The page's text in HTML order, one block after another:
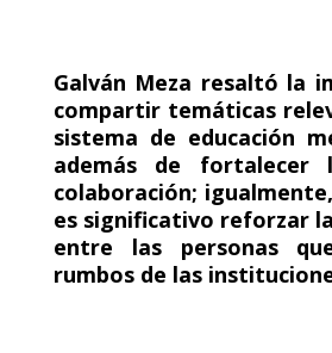
Galván Meza resaltó la
compartir temáticas
sistema de educación
además de fortalecer
colaboración;
es significativo reforzar
entre las personas
rumbos de las